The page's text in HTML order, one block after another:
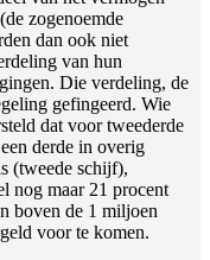
zogenoemde
dan ook niet
van hun
Die verdeling, de
gefingeerd. Wie
dat voor tweederde
derde in overig
(tweede schijf),
nog maar 21 procent
boven de 1 miljoen
voor te komen.